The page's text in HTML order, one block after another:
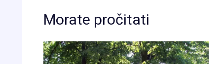
Morate pročitati